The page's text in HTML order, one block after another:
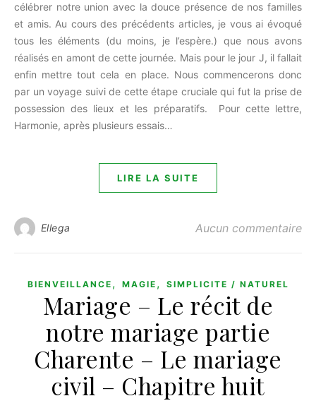
célébrer notre union avec la douce présence de nos familles
et amis. Au cours des précédents articles, je vous ai évoqué
tous les éléments (du moins, je l’espère.) que nous avons
réalisés en amont de cette journée. Mais pour le jour J, il fallait
enfin mettre tout cela en place. Nous commencerons donc
par un voyage suivi de cette étape cruciale qui fut la prise de
possession des lieux et les préparatifs. Pour cette lettre,
Harmonie, après plusieurs essais…
LIRE LA SUITE
Ellega Aucun commentaire
BIENVEILLANCE , MAGIE , SIMPLICITE / NATUREL
Mariage – Le récit de
notre mariage partie
Charente – Le mariage
civil – Chapitre huit